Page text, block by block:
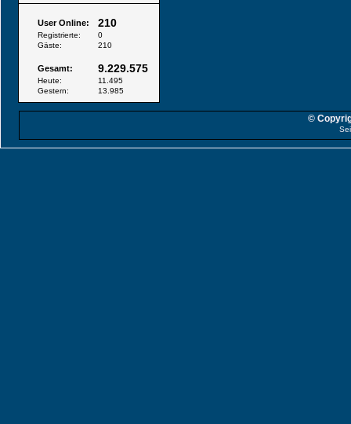
User Online: 210
Registrierte:
0
Gäste:
210
Gesamt: 9.229.575
Heute:
11.495
Gestern:
13.985
©